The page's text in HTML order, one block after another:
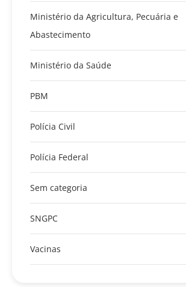
Ministério da Agricultura, Pecuária e
Abastecimento
Ministério da Saúde
PBM
Polícia Civil
Polícia Federal
Sem categoria
SNGPC
Vacinas